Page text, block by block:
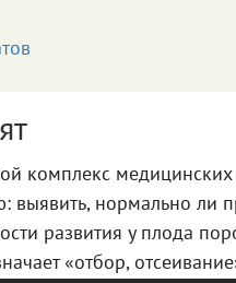
комплекс
нормально ли
развития у плода
«отбор,